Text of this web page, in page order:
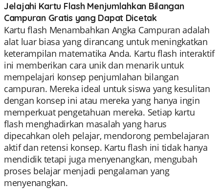
Jelajahi Kartu Flash Menjumlahkan Bilangan
Campuran Gratis yang Dapat Dicetak
Kartu flash Menambahkan Angka Campuran adalah
alat luar biasa yang dirancang untuk meningkatkan
keterampilan matematika Anda. Kartu flash interaktif
ini memberikan cara unik dan menarik untuk
mempelajari konsep penjumlahan bilangan
campuran. Mereka ideal untuk siswa yang kesulitan
dengan konsep ini atau mereka yang hanya ingin
memperkuat pengetahuan mereka. Setiap kartu
flash menghadirkan masalah yang harus
dipecahkan oleh pelajar, mendorong pembelajaran
aktif dan retensi konsep. Kartu flash ini tidak hanya
mendidik tetapi juga menyenangkan, mengubah
proses belajar menjadi pengalaman yang
menyenangkan.